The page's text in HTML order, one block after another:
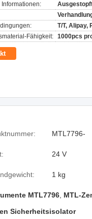
T/T, Alipay,
Fähigkeit: 1000pcs
MTL7796-
24 V
1 kg
MTL7796 MTL-
Sicherheitsisolator